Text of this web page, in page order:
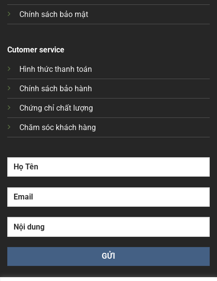
Chính sách bảo mật
Cutomer service
Hình thức thanh toán
Chính sách bảo hành
Chứng chỉ chất lượng
Chăm sóc khách hàng